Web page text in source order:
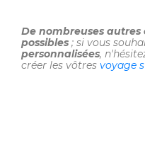
De nombreuses
possibles ; si vous
personnalisées,
créer les vôtres voyage